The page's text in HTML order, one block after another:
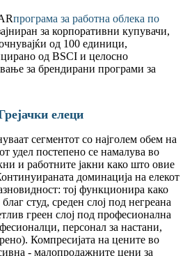
програма за работна облека по
за корпоративни купувачи,
од 100 единици,
од BSCI и целосно
за брендирани програми за
елеци
сегментот со најголем обем на
удел постепено се намалува во
и работните јакни како што овие
доминација на елекот
тој функционира како
студ, среден слој под негреана
греен слој под професионална
персонал за настани,
Компресијата на цените во
- малопродажните цени за